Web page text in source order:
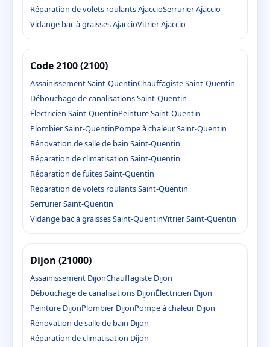
Réparation de volets roulants AjaccioSerrurier Ajaccio
Vidange bac à graisses AjaccioVitrier Ajaccio
Code 2100 (2100)
Assainissement Saint-QuentinChauffagiste Saint-Quentin
Débouchage de canalisations Saint-Quentin
Électricien Saint-QuentinPeinture Saint-Quentin
Plombier Saint-QuentinPompe à chaleur Saint-Quentin
Rénovation de salle de bain Saint-Quentin
Réparation de climatisation Saint-Quentin
Réparation de fuites Saint-Quentin
Réparation de volets roulants Saint-Quentin
Serrurier Saint-Quentin
Vidange bac à graisses Saint-QuentinVitrier Saint-Quentin
Dijon (21000)
Assainissement DijonChauffagiste Dijon
Débouchage de canalisations DijonÉlectricien Dijon
Peinture DijonPlombier DijonPompe à chaleur Dijon
Rénovation de salle de bain Dijon
Réparation de climatisation Dijon